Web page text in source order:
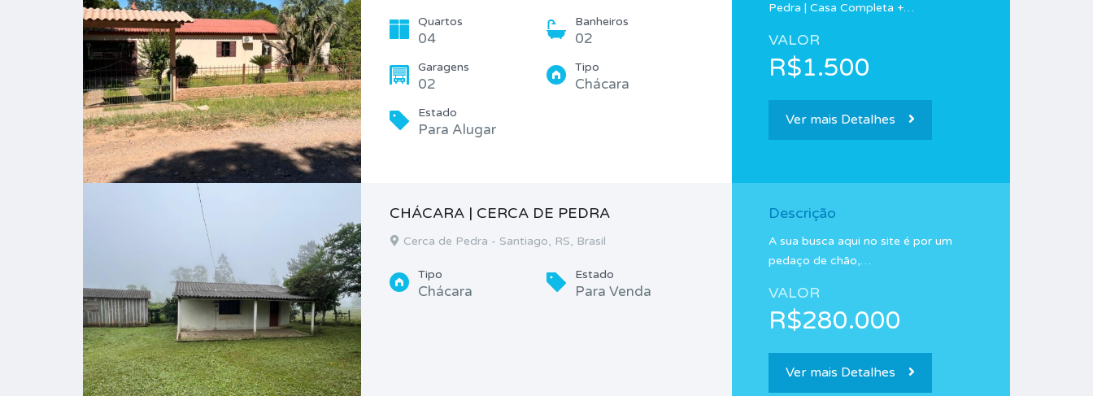
Quartos
04
Banheiros
02
Garagens
02
Tipo
Chácara
Estado
Para Alugar
Pedra | Casa Completa +…
VALOR
R$1.500
Ver mais Detalhes
CHÁCARA | CERCA DE PEDRA
Cerca de Pedra - Santiago, RS, Brasil
Tipo
Chácara
Estado
Para Venda
Descrição
A sua busca aqui no site é por um
pedaço de chão,…
VALOR
R$280.000
Ver mais Detalhes